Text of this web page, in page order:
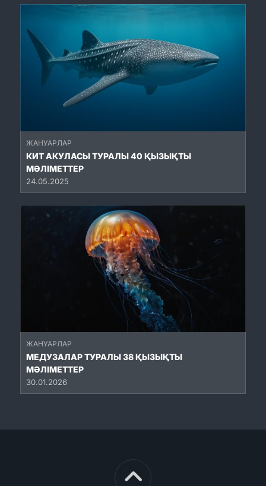
ЖАНУАРЛАР
КИТ АКУЛАСЫ ТУРАЛЫ 40 ҚЫЗЫҚТЫ
МӘЛІМЕТТЕР
24.05.2025
ЖАНУАРЛАР
МЕДУЗАЛАР ТУРАЛЫ 38 ҚЫЗЫҚТЫ
МӘЛІМЕТТЕР
30.01.2026